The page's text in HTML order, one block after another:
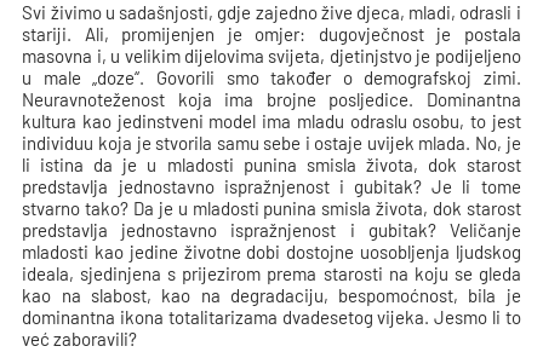
Svi živimo u sadašnjosti, gdje zajedno žive djeca, mladi, odrasli i
stariji. Ali, promijenjen je omjer: dugovječnost je postala
masovna i, u velikim dijelovima svijeta, djetinjstvo je podijeljeno
u male „doze“. Govorili smo također o demografskoj zimi.
Neuravnoteženost koja ima brojne posljedice. Dominantna
kultura kao jedinstveni model ima mladu odraslu osobu, to jest
individuu koja je stvorila samu sebe i ostaje uvijek mlada. No, je
li istina da je u mladosti punina smisla života, dok starost
predstavlja jednostavno ispražnjenost i gubitak? Je li tome
stvarno tako? Da je u mladosti punina smisla života, dok starost
predstavlja jednostavno ispražnjenost i gubitak? Veličanje
mladosti kao jedine životne dobi dostojne uosobljenja ljudskog
ideala, sjedinjena s prijezirom prema starosti na koju se gleda
kao na slabost, kao na degradaciju, bespomoćnost, bila je
dominantna ikona totalitarizama dvadesetog vijeka. Jesmo li to
već zaboravili?